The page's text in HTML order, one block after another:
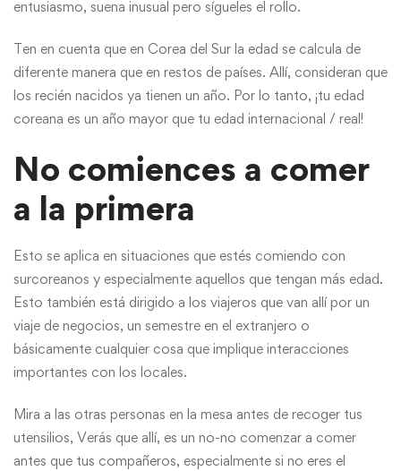
entusiasmo, suena inusual pero sígueles el rollo.
Ten en cuenta que en Corea del Sur la edad se calcula de
diferente manera que en restos de países. Allí, consideran que
los recién nacidos ya tienen un año. Por lo tanto, ¡tu edad
coreana es un año mayor que tu edad internacional / real!
No comiences a comer
a la primera
Esto se aplica en situaciones que estés comiendo con
surcoreanos y especialmente aquellos que tengan más edad.
Esto también está dirigido a los viajeros que van allí por un
viaje de negocios, un semestre en el extranjero o
básicamente cualquier cosa que implique interacciones
importantes con los locales.
Mira a las otras personas en la mesa antes de recoger tus
utensilios, Verás que allí, es un no-no comenzar a comer
antes que tus compañeros, especialmente si no eres el